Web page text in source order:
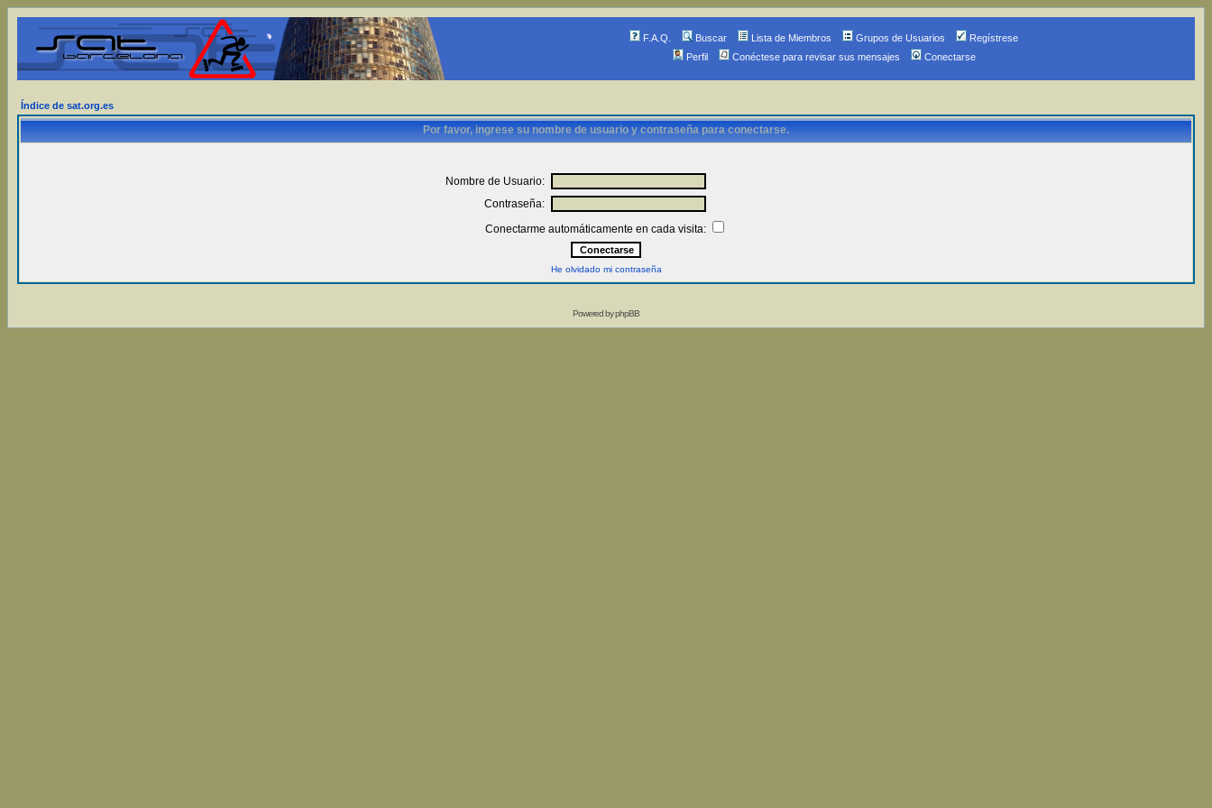
F.A.Q. Buscar Lista de Miembros Grupos de Usuarios
Regístrese
Perfil
Conéctese para revisar sus mensajes Conectarse
Índice de sat.org.es
Por favor, ingrese su nombre de usuario y contraseña para conectarse.
Nombre de Usuario:
Contraseña:
Conectarme automáticamente en cada visita:
He olvidado mi contraseña
Powered byphpBB